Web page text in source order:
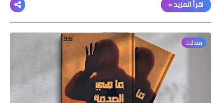
اقرأ المزيد »
مقالات